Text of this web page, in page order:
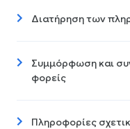
Διατήρηση των
Συμμόρφωση και
φορείς
Πληροφορίες